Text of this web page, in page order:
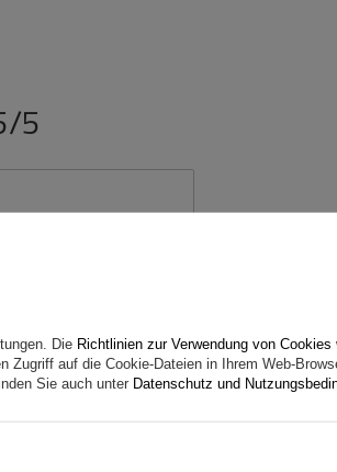
5
Die Richtlinien zur Verwendung von Cookies
Zugriff auf die Cookie-Dateien in Ihrem Web-
Sie auch unter Datenschutz und